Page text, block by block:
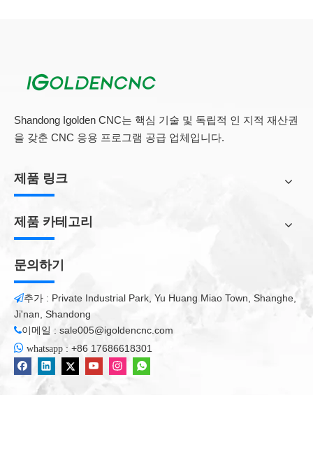
해당 산업
플라스틱 제품, 예컨대 다양한 복합 제품, 트리밍 및 펀칭.
품, 점토 모델, 다양한 비금속 곰팡이 5 축 처리.
• 세라믹 위생웨어 산업 : 석고 금형 5 축 처리, 다양한 석고
제품 5 축 처리.
• 가구 산업 : 단단한 목재 가구 5 축 처리, 모든 종류의 가구
테논 및 열 5 축 처리, 계단 5 축 처리, 모든 종류의 가구 5 축
Shandong Igolden CNC는 핵심 기술 및 독립적 인 지적 재산권
을 갖춘 CNC 응용 프로그램 공급 업체입니다.
제품 링크
제품 카테고리
문의하기
추가 : Private Industrial Park, Yu Huang Miao Town, Shanghe,
Ji'nan, Shandong
이메일 : sale005@igoldencnc.com
 whatsapp : +86 17686618301